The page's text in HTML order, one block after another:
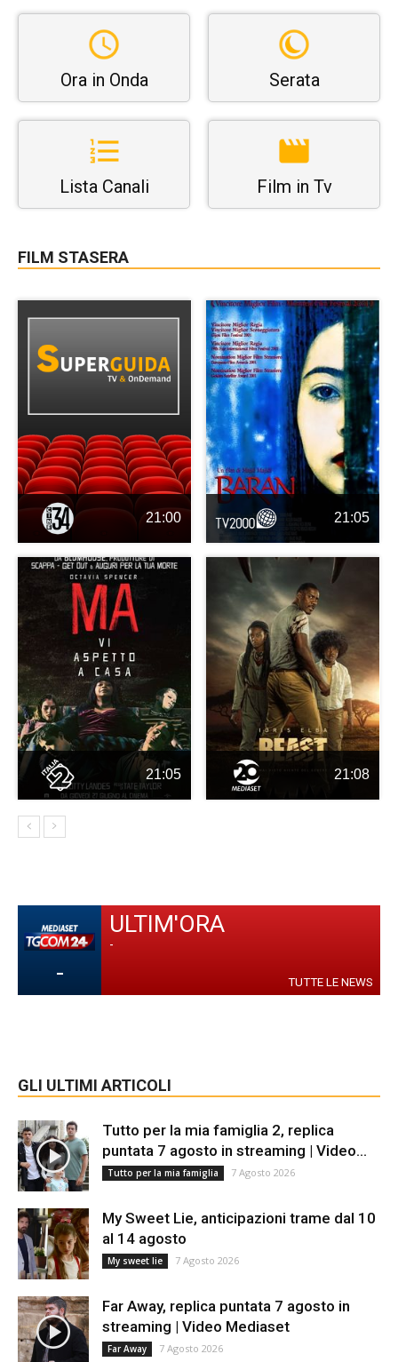
Ora in Onda Serata
Lista Canali Film in Tv
FILM STASERA
21:00 21:05
21:05 21:08
-
ULTIM'ORA
-
TUTTE LE NEWS
GLI ULTIMI ARTICOLI
Tutto per la mia famiglia 2, replica
puntata 7 agosto in streaming | Video...
Tutto per la mia famiglia 7 Agosto 2026
My Sweet Lie, anticipazioni trame dal 10
al 14 agosto
My sweet lie 7 Agosto 2026
Far Away, replica puntata 7 agosto in
streaming | Video Mediaset
Far Away 7 Agosto 2026